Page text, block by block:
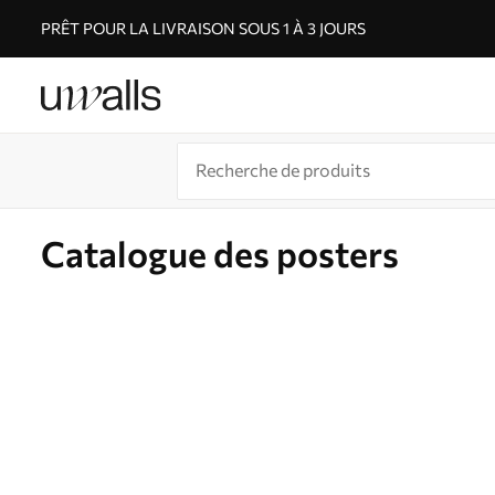
PRÊT POUR LA LIVRAISON SOUS 1 À 3 JOURS
Catalogue des posters